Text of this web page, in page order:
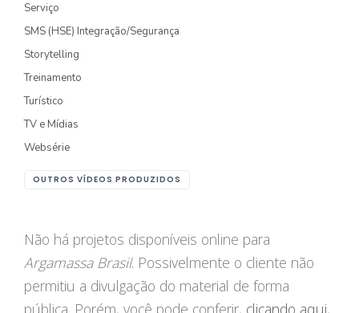
FOTOGRAFIA
ESTÚDIO
FOTO/VÍDEO
RECEITA / AULA
PRODUTO/SERVIÇO
Serviço
SMS (HSE) Integração/Segurança
Storytelling
Treinamento
Turístico
TV e Mídias
Websérie
OUTROS VÍDEOS PRODUZIDOS
Não há projetos disponíveis online para
Argamassa Brasil. Possivelmente o cliente não
permitiu a divulgação do material de forma
pública. Porém, você pode conferir, clicando aqui,